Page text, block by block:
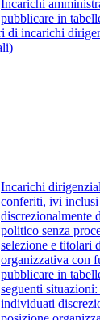
Incarichi
pubblicare in
di incarichi
Incarichi
conferiti, ivi
discrezionalmente
politico senza
selezione e titolari
organizzativa con
pubblicare in
seguenti
individuati